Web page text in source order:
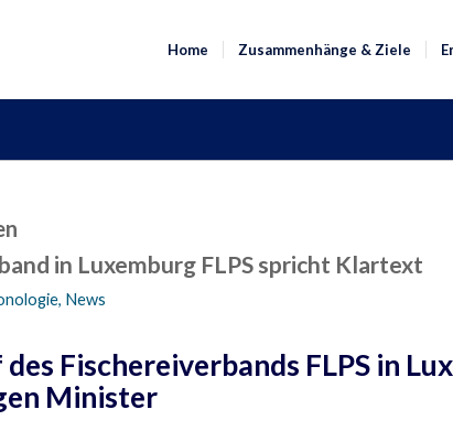
Home Zusammenhänge & Ziele
in Luxemburg FLPS spricht Klartext
, News
Fischereiverbands FLPS in
Minister